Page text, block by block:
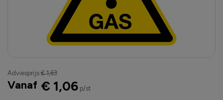
Adviesprijs € 1,63
Vanaf € 1,06p/st